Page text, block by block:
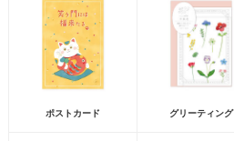
ポストカード グリーティング